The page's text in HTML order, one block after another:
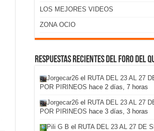
LOS MEJORES VIDEOS
ZONA OCIO
Respuestas recientes del foro del
Jorgecar26 el RUTA DEL 23 AL 27
POR PIRINEOS hace 2 días, 7 horas
Jorgecar26 el RUTA DEL 23 AL 27
POR PIRINEOS hace 3 días, 3 horas
Pili G B el RUTA DEL 23 AL 27 DE